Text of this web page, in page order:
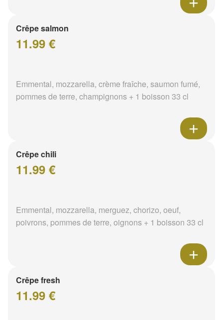
Crêpe salmon
11.99 €
Emmental, mozzarella, crème fraîche, saumon fumé,
pommes de terre, champignons + 1 boisson 33 cl
Crêpe chili
11.99 €
Emmental, mozzarella, merguez, chorizo, oeuf,
poivrons, pommes de terre, oignons + 1 boisson 33 cl
Crêpe fresh
11.99 €